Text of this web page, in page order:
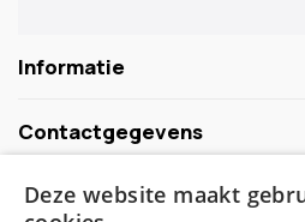
Informatie
Contactgegevens
Schijf je nu in voor
Deze website maakt